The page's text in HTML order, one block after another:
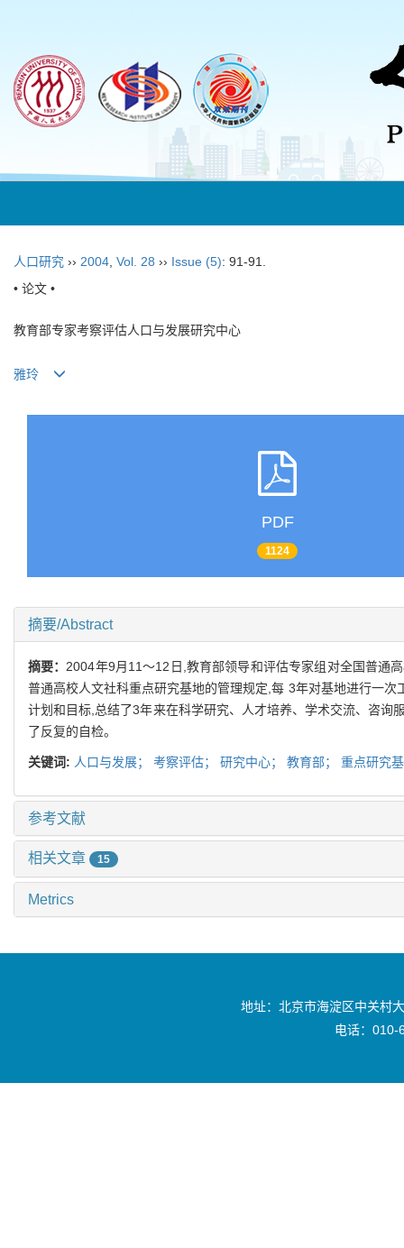
人口研究 ›› 2004 Vol. 28 ›› Issue (5): 91-91.
• 论文 •
教育部专家考察评估人口与发展研究中心
雅玲
PDF
1124
摘要/Abstract
摘要： 2004年9月11～12日,教育部领导和评估专家组对全国普通
普通高校人文社科重点研究基地的管理规定,每 3年对基地进行一
计划和目标,总结了3年来在科学研究、人才培养、学术交流、咨
了反复的自检。
关键词: 人口与发展； 考察评估； 研究中心； 教育部； 重点研究
参考文献
相关文章 15
Metrics
地址：北京市海淀区中关村
电话：